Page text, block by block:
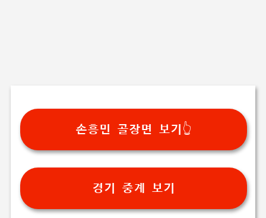
손흥민 골장면 보기👆
경기 중계 보기